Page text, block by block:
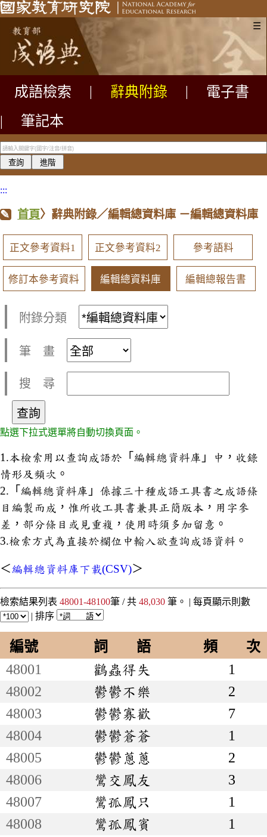
☰
成語檢索 辭典附錄
電子書
|
筆記本
:::
首頁〉辭典附錄／編輯總資料庫 －編輯總資料庫
正文參考資料1 正文參考資料2 參考語料
修訂本參考資料 編輯總資料庫 編輯總報告書
附錄分類
筆 畫
搜 尋
點選下拉式選單將自動切換頁面。
1.本檢索用以查詢成語於「編輯總資料庫」中，收錄
情形及頻次。
2.「編輯總資料庫」係據三十種成語工具書之成語條
目編製而成，惟所收工具書兼具正簡版本，用字參
差，部分條目或見重複，使用時須多加留意。
3.檢索方式為直接於欄位中輸入欲查詢成語資料。
＜編輯總資料庫下載(CSV)＞
檢索結果列表 48001-48100筆 / 共 48,030 筆。 | 每頁顯示則數
| 排序
編號 詞 語
頻 次
48001
鸛蟲得失
1
48002
鬱鬱不樂
2
48003
鬱鬱寡歡
7
48004
鬱鬱蒼蒼
1
48005
鬱鬱蔥蔥
2
48006
鸞交鳳友
3
48007
鸞孤鳳只
1
48008
鸞孤鳳賓
1